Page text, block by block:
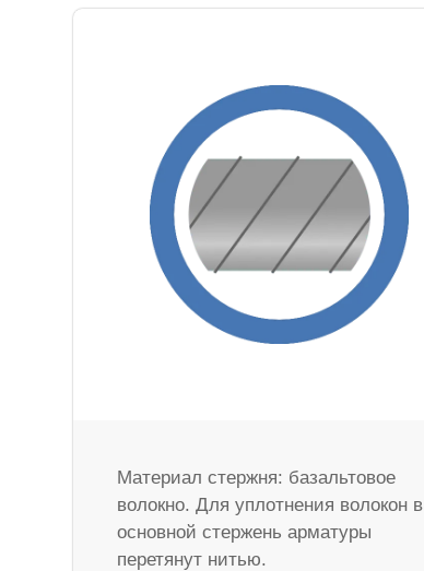
Материал стержня: базальтовое
волокно. Для уплотнения волокон в
основной стержень арматуры
перетянут нитью.